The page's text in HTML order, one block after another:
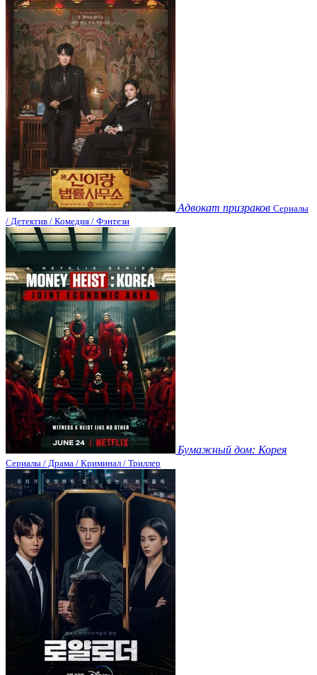
Адвокат призраков Сериалы
/ Детектив / Комедия / Фэнтези
Бумажный дом: Корея
Сериалы / Драма / Криминал / Триллер